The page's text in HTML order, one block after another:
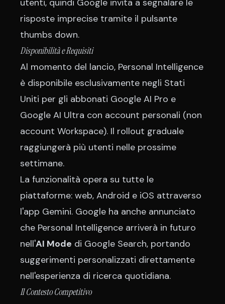
utenti, quindi Google invita a segnalare le
risposte imprecise tramite il pulsante
thumbs down.
Disponibilità e Requisiti
Al momento del lancio, Personal Intelligence
è disponibile esclusivamente negli Stati
Uniti per gli abbonati Google AI Pro e
Google AI Ultra con account personali (non
account Workspace). Il rollout graduale
raggiungerà più utenti nelle prossime
settimane.
La funzionalità opera su tutte le
piattaforme: web, Android e iOS attraverso
l'app Gemini. Google ha anche annunciato
che Personal Intelligence arriverà in futuro
nell'AI Mode di Google Search, portando
suggerimenti personalizzati direttamente
nell'esperienza di ricerca quotidiana.
Il Contesto Competitivo